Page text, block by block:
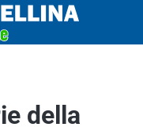
della